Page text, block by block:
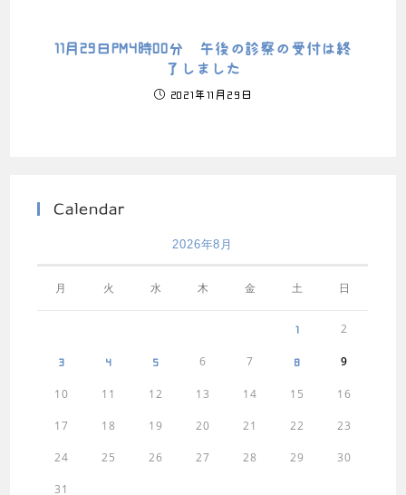
11月29日PM4時00分 午後の診察の受付は終
了しました
2021年11月29日
Calendar
2026年8月
月 火 水 木 金 土 日
1 2
3 4 5 6 7 8 9
10 11 12 13 14 15 16
17 18 19 20 21 22 23
24 25 26 27 28 29 30
31